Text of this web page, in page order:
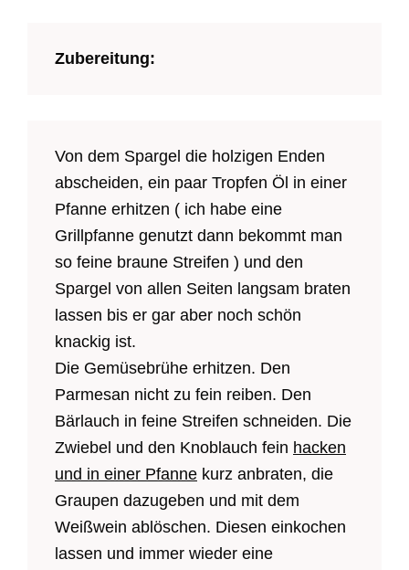
Zubereitung:
Von dem Spargel die holzigen Enden
abscheiden, ein paar Tropfen Öl in einer
Pfanne erhitzen ( ich habe eine
Grillpfanne genutzt dann bekommt man
so feine braune Streifen ) und den
Spargel von allen Seiten langsam braten
lassen bis er gar aber noch schön
knackig ist.
Die Gemüsebrühe erhitzen. Den
Parmesan nicht zu fein reiben. Den
Bärlauch in feine Streifen schneiden. Die
Zwiebel und den Knoblauch fein hacken
und in einer Pfanne kurz anbraten, die
Graupen dazugeben und mit dem
Weißwein ablöschen. Diesen einkochen
lassen und immer wieder eine